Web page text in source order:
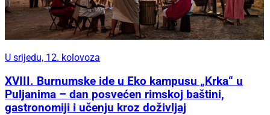
U srijedu, 12. kolovoza
XVIII. Burnumske ide u Eko kampusu „Krka“ u
Puljanima – dan posvećen rimskoj baštini,
gastronomiji i učenju kroz doživljaj